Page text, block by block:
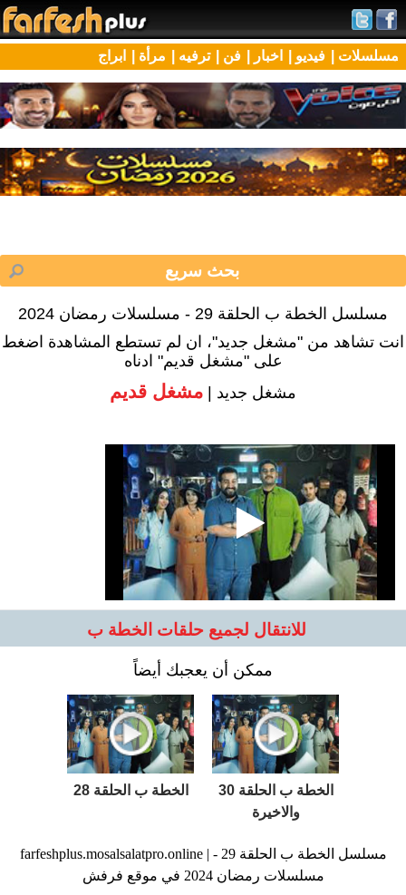
مسلسلات | فيديو | اخبار | فن | ترفيه | مرأة | ابراج
مسلسل الخطة ب الحلقة 29 - مسلسلات رمضان 2024
انت تشاهد من "مشغل جديد"، ان لم تستطع المشاهدة اضغط
على "مشغل قديم" ادناه
مشغل جديد | مشغل قديم
للانتقال لجميع حلقات الخطة ب
ممكن أن يعجبك أيضاً
الخطة ب الحلقة 30
والاخيرة
الخطة ب الحلقة 28
farfeshplus.mosalsalatpro.online | مسلسل الخطة ب الحلقة 29 -
مسلسلات رمضان 2024 في موقع فرفش